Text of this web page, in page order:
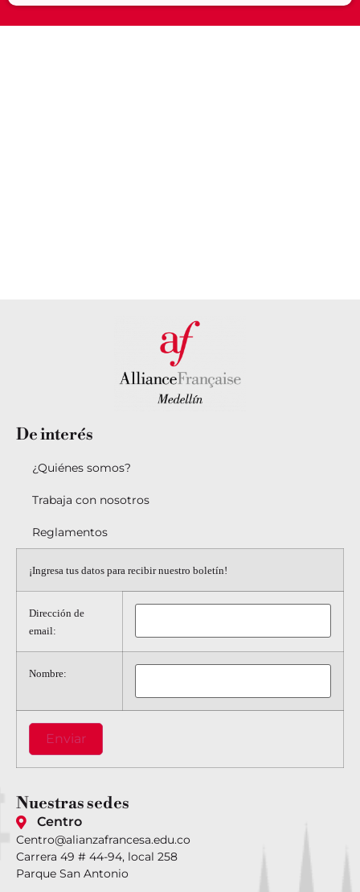
Deinterés
¿Quiénes somos?
Trabaja con nosotros
Reglamentos
¡Ingresa tus datos para recibir nuestro boletín!
Dirección de
email:
Nombre:
Nuestrassedes
Centro
Centro@alianzafrancesa.edu.co
Carrera 49 # 44-94, local 258
Parque San Antonio